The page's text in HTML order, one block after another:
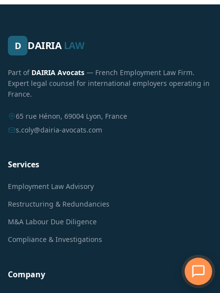
D DAIRIA LAW
Part of DAIRIA Avocats — French Employment Law Firm.
Expert legal counsel for international employers operating in
France.
65 rue Hénon, 69004 Lyon, France
s.coly@dairia-avocats.com
Services
Employment Law Advisory
Restructuring & Redundancies
M&A Labour Due Diligence
Compliance & Investigations
Company